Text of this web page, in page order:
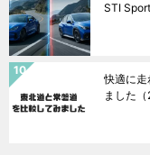
STI
快適に
ました